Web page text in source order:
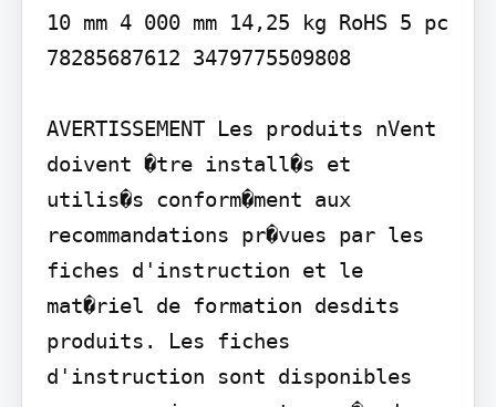
10 mm 4 000 mm 14,25 kg RoHS 5 pc
78285687612 3479775509808
AVERTISSEMENT Les produits nVent
doivent �tre install�s et
utilis�s conform�ment aux
recommandations pr�vues par les
fiches d'instruction et le
mat�riel de formation desdits
produits. Les fiches
d'instruction sont disponibles